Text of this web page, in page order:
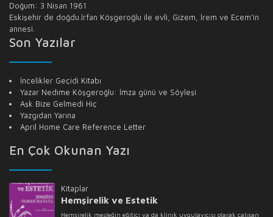
Doğum: 3 Nisan 1961
Eskişehir de doğdu.İrfan Köşgeroğlu ile evli, Gizem, İrem ve Ecem’in
annesi.
Son Yazılar
İncelikler Geçidi Kitabı
Yazar Nedime Köşgeroğlu: İmza günü ve Söyleşi
Aşk Bize Gelmedi Hiç
Yazgıdan Yarına
April Home Care Reference Letter
En Çok Okunan Yazı